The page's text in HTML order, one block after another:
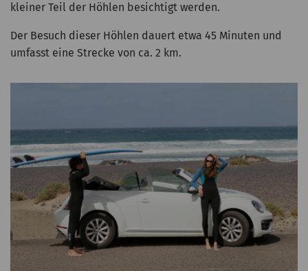
kleiner Teil der Höhlen besichtigt werden.
Der Besuch dieser Höhlen dauert etwa 45 Minuten und
umfasst eine Strecke von ca. 2 km.